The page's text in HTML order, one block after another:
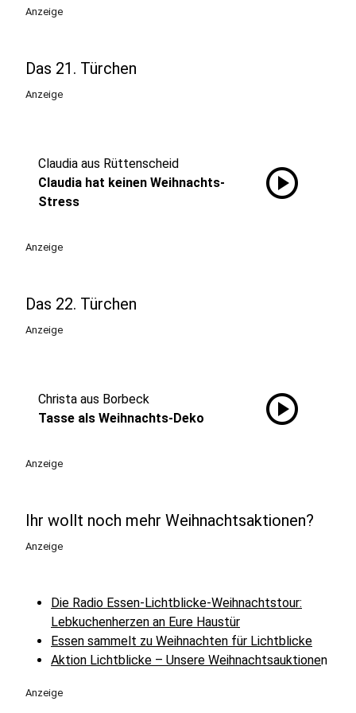
Anzeige
Das 21. Türchen
Anzeige
Claudia aus Rüttenscheid
Claudia hat keinen Weihnachts-
Stress
play_circle
Anzeige
Das 22. Türchen
Anzeige
Christa aus Borbeck
Tasse als Weihnachts-Deko
play_circle
Anzeige
Ihr wollt noch mehr Weihnachtsaktionen?
Anzeige
Die Radio Essen-Lichtblicke-Weihnachtstour:
Lebkuchenherzen an Eure Haustür
Essen sammelt zu Weihnachten für Lichtblicke
Aktion Lichtblicke – Unsere Weihnachtsauktionen
Anzeige